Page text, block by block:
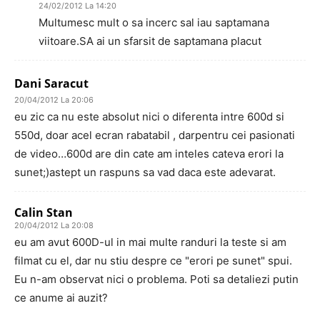
24/02/2012 La 14:20
Multumesc mult o sa incerc sal iau saptamana
viitoare.SA ai un sfarsit de saptamana placut
Dani Saracut
20/04/2012 La 20:06
eu zic ca nu este absolut nici o diferenta intre 600d si
550d, doar acel ecran rabatabil , darpentru cei pasionati
de video…600d are din cate am inteles cateva erori la
sunet;)astept un raspuns sa vad daca este adevarat.
Calin Stan
20/04/2012 La 20:08
eu am avut 600D-ul in mai multe randuri la teste si am
filmat cu el, dar nu stiu despre ce "erori pe sunet" spui.
Eu n-am observat nici o problema. Poti sa detaliezi putin
ce anume ai auzit?